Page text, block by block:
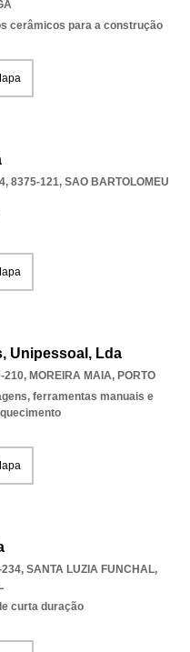
cerâmicos para a construção
8375-121, SAO BARTOLOMEU
Unipessoal, Lda
210, MOREIRA MAIA, PORTO
ferramentas manuais e
234, SANTA LUZIA FUNCHAL,
curta duração